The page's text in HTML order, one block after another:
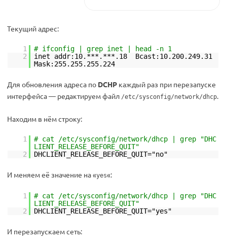
Текущий адрес:
1
# ifconfig | grep inet | head -n 1
2
inet addr:10.***.***.18 Bcast:10.200.249.31
Mask:255.255.255.224
Для обновления адреса по DCHP каждый раз при перезапуске
интерфейса — редактируем файл /etc/sysconfig/network/dhcp.
Находим в нём строку:
1
# cat /etc/sysconfig/network/dhcp | grep "DHC
LIENT_RELEASE_BEFORE_QUIT"
2
DHCLIENT_RELEASE_BEFORE_QUIT="no"
И меняем её значение на «yes«:
1
# cat /etc/sysconfig/network/dhcp | grep "DHC
LIENT_RELEASE_BEFORE_QUIT"
2
DHCLIENT_RELEASE_BEFORE_QUIT="yes"
И перезапускаем сеть: